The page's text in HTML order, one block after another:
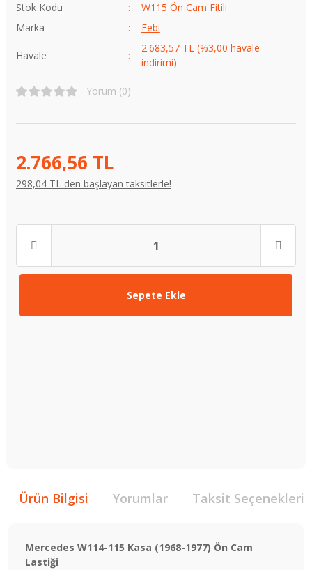
Stok Kodu
W115 Ön Cam Fitili
Marka
Febi
Havale
2.683,57 TL (%3,00 havale
indirimi)
Yorum (0)
2.766,56 TL
298,04 TL den başlayan taksitlerle!
Sepete Ekle
Ürün Bilgisi Yorumlar Taksit Seçenekleri
Mercedes W114-115 Kasa (1968-1977) Ön Cam
Lastiği